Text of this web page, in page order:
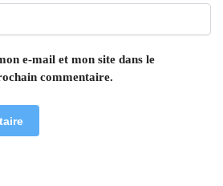
e-mail et mon site dans le
commentaire.